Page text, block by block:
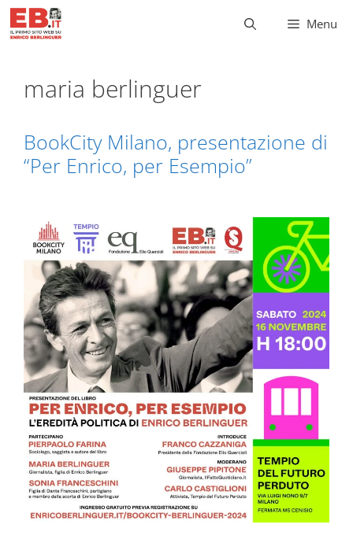
Vai
Menu
maria berlinguer
BookCity Milano, presentazione di
“Per Enrico, per Esempio”